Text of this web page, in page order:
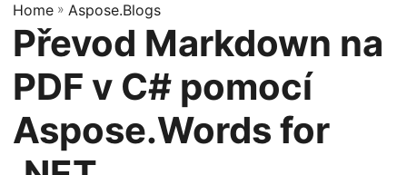
t
n
a
v
g
a
Home » Aspose.Blogs
Převod Markdown na
PDF v C# pomocí
Aspose.Words for